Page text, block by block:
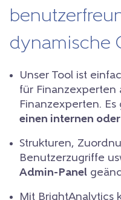
dynamische
Unser Tool ist
für Finanzexperten
Finanzexperten. Es
einen internen
Strukturen,
Benutzerzugriffe
Admin-Panel
Mit BrightAnalytics